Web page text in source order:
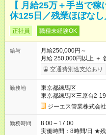
【 月給25万＋手当で
休125日／残業ほぼな
正社員 職種未経験OK
給与
月給250,000円～
月給 250,000円以上 ＋
円 ～ 3,750,000円） ★
ト！ 3ヶ月間の試用期
す。 ★「夜勤手当」で
欄にある通り、全体の5
深夜手当は別途【全額
は基本給（25万円～）
いけれど、夜勤手当で
魅力です。 ★各種手当
交通費別途支給あり
勤務地
東京都練馬区
東京都練馬区三原台2-
ジーエス管業株式会社
勤務時間
8:00～17:00
実働時間：8時間/日 ★残業は